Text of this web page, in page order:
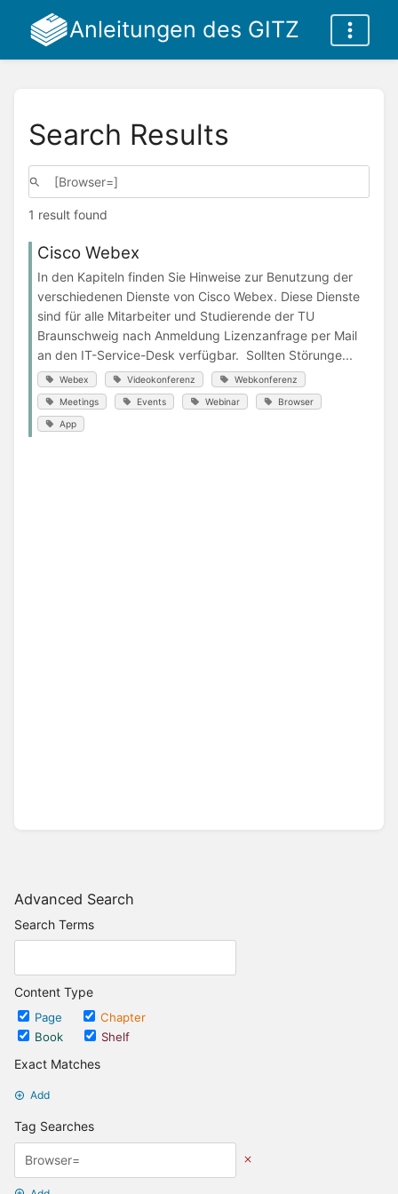
Anleitungen des GITZ
Advanced Search
Search Terms
Content Type
Page
Chapter
Book
Shelf
Exact Matches
Add
Tag Searches
Search Results
1 result found
Cisco Webex
In den Kapiteln finden Sie Hinweise zur Benutzung der
verschiedenen Dienste von Cisco Webex. Diese Dienste
sind für alle Mitarbeiter und Studierende der TU
Braunschweig nach Anmeldung Lizenzanfrage per Mail
an den IT-Service-Desk verfügbar. Sollten Störunge...
Webex Videokonferenz Webkonferenz
Meetings Events Webinar Browser
App